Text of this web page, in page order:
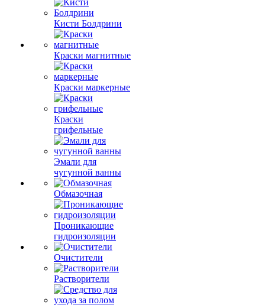
Кисти Болдрини
Краски магнитные
Краски маркерные
Краски
грифельные
Эмали для
чугунной ванны
Обмазочная
Проникающие
гидроизоляции
Очистители
Растворители